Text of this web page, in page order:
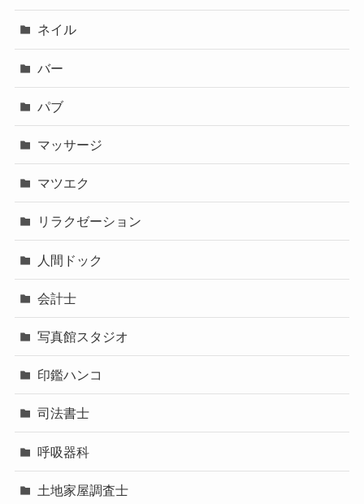
ネイル
バー
パブ
マッサージ
マツエク
リラクゼーション
人間ドック
会計士
写真館スタジオ
印鑑ハンコ
司法書士
呼吸器科
土地家屋調査士